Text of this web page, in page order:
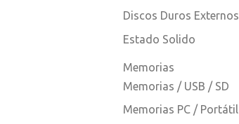
Discos Duros Externos
Estado Solido
Memorias
Memorias / USB / SD
Memorias PC / Portátil